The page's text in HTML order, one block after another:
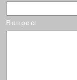
Вопрос: